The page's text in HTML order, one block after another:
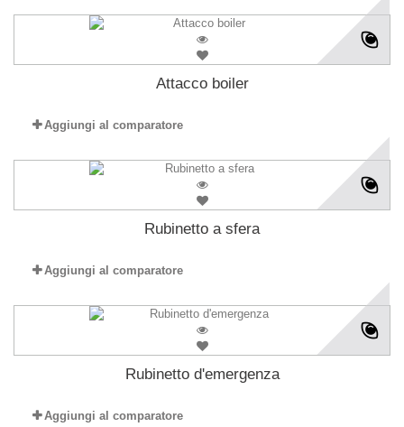
Attacco boiler
Aggiungi al comparatore
Rubinetto a sfera
Aggiungi al comparatore
Rubinetto d'emergenza
Aggiungi al comparatore